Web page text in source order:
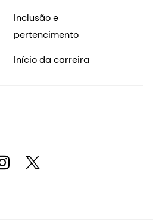
Inclusão e
pertencimento
Início da carreira